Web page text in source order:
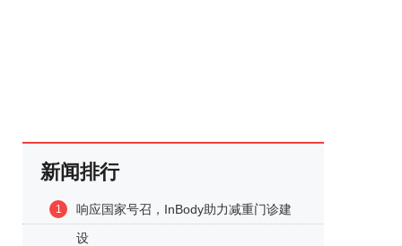
新闻排行
1
响应国家号召，InBody助力减重门诊建
设